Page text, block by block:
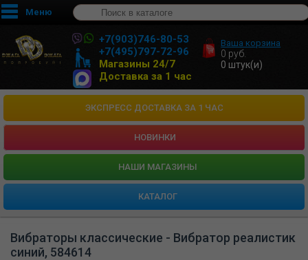
Меню
+7(903)746-80-53
+7(495)797-72-96
Магазины 24/7
Доставка за 1 час
Ваша корзина
0 руб.
0 штук(и)
ЭКСПРЕСС ДОСТАВКА ЗА 1 ЧАС
НОВИНКИ
HАШИ МАГАЗИНЫ
КАТАЛОГ
Вибраторы классические - Вибратор реалистик
синий, 584614